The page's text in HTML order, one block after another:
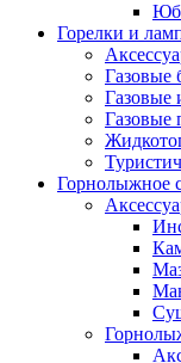
Горелки и
Газовые
Газовые
Газовые
Горнолыжное